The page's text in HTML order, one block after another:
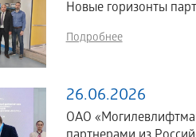
Новые горизонты
Подробнее
26.06.2026
ОАО